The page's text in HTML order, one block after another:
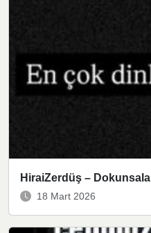
HiraiZerdüş –
18 Mart 2026